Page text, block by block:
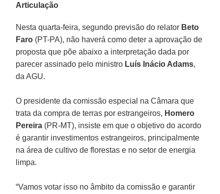
Articulação
Nesta quarta-feira, segundo previsão do relator Beto
Faro (PT-PA), não haverá como deter a aprovação de
proposta que põe abaixo a interpretação dada por
parecer assinado pelo ministro Luís Inácio Adams,
da AGU.
O presidente da comissão especial na Câmara que
trata da compra de terras por estrangeiros, Homero
Pereira (PR-MT), insiste em que o objetivo do acordo
é garantir investimentos estrangeiros, principalmente
na área de cultivo de florestas e no setor de energia
limpa.
“Vamos votar isso no âmbito da comissão e garantir